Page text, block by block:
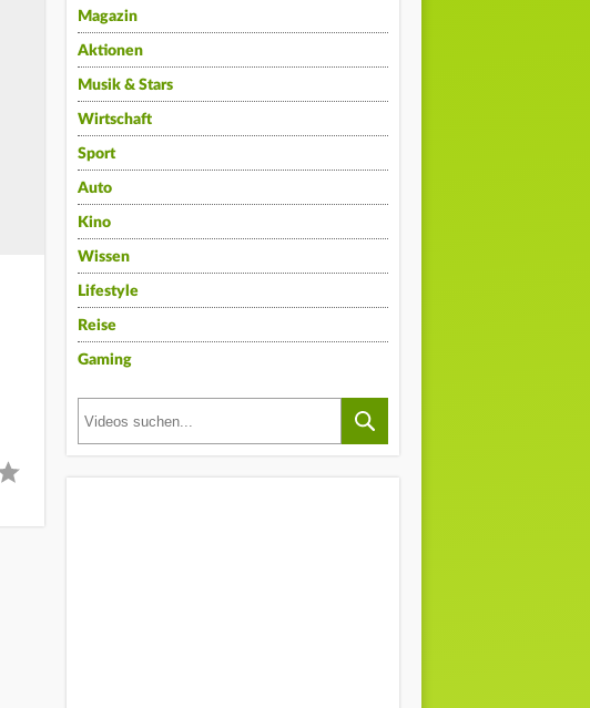
Magazin
Aktionen
Musik & Stars
Wirtschaft
Sport
Auto
Kino
Wissen
Lifestyle
Reise
Gaming